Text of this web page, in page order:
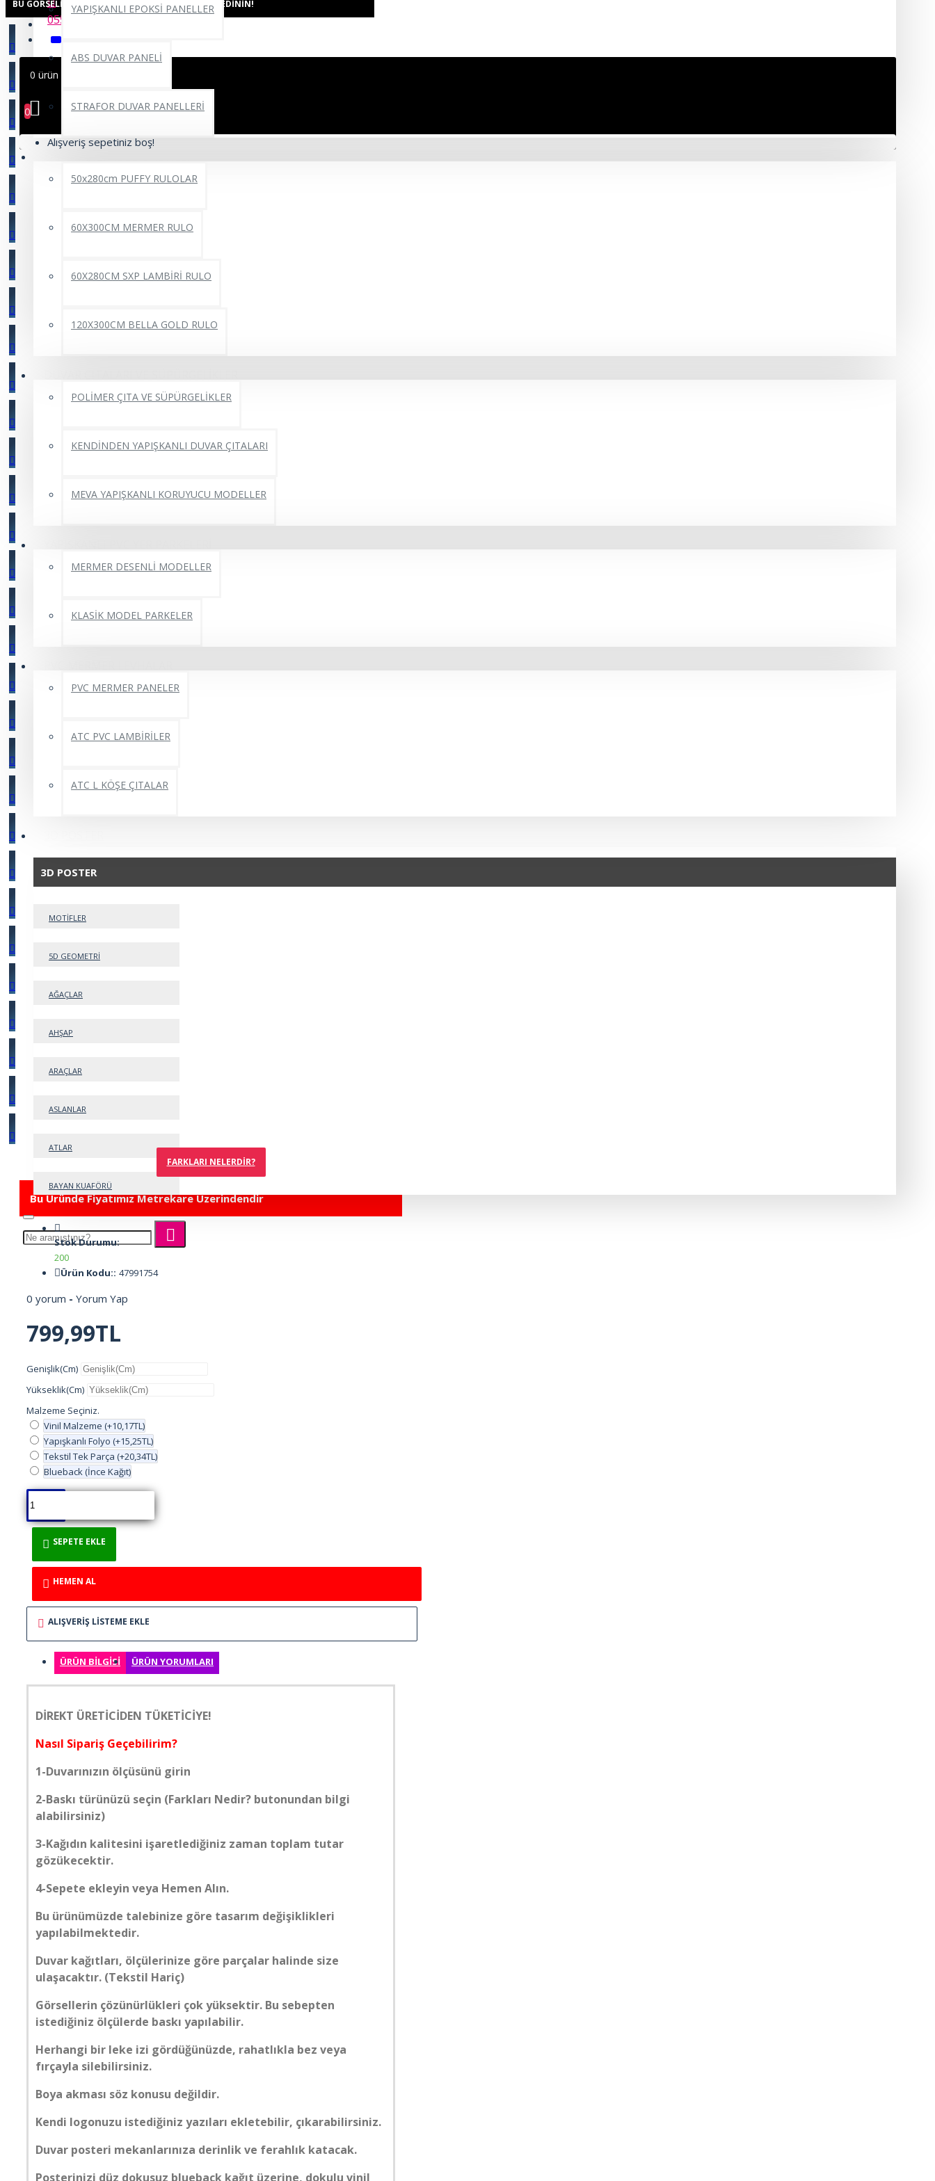
0552 662 22 69
0 ürün - 0,00TL
0
Alışveriş sepetiniz boş!
YAPIŞKANLI EPOKSİ PANELLER
ABS DUVAR PANELİ
STRAFOR DUVAR PANELLERİ
50x280cm PUFFY RULOLAR
60X300CM MERMER RULO
60X280CM SXP LAMBİRİ RULO
120X300CM BELLA GOLD RULO
POLİMER ÇITA VE SÜPÜRGELİKLER
KENDİNDEN YAPIŞKANLI DUVAR ÇITALARI
MEVA YAPIŞKANLI KORUYUCU MODELLER
MERMER DESENLİ MODELLER
KLASİK MODEL PARKELER
PVC MERMER PANELER
ATC PVC LAMBİRİLER
ATC L KÖŞE ÇITALAR
3D POSTER
MOTİFLER
5D GEOMETRİ
AĞAÇLAR
AHŞAP
ARAÇLAR
ASLANLAR
ATLAR
BAYAN KUAFÖRÜ
BEBEK
CAFE
ÇİÇEKLER
ÇOCUKLAR
DENİZ OKYANUS
DENİZLATI AKVARYUM
DERİNLİK
DİNİ
DOĞA
ELİT MODERN 5D
ERKEK BERBER
GÖKYÜZÜ
GÜN BATIMI
HARİTA OFİS
KABARTMA
MERMER
PENCERE
ŞEHİR SİMGE LERİ
SPOR SALONU
BU GÖRSELI AŞAĞIDAKI ODALARDA GÖRÜN, FIKIR EDININ!
FARKLARI NELERDIR?
Bu Üründe Fiyatımız Metrekare Üzerindendir
Stok Durumu:
200
Ürün Kodu:: 47991754
0 yorum - Yorum Yap
799,99TL
Genişlik(Cm)
Yükseklik(Cm)
Malzeme Seçiniz.
Vinil Malzeme (+10,17TL)
Yapışkanlı Folyo (+15,25TL)
Tekstil Tek Parça (+20,34TL)
Blueback (İnce Kağıt)
SEPETE EKLE
HEMEN AL
ALIŞVERIŞ LISTEME EKLE
ÜRÜN BILGISI ÜRÜN YORUMLARI
DİREKT ÜRETİCİDEN TÜKETİCİYE!
Nasıl Sipariş Geçebilirim?
1-Duvarınızın ölçüsünü girin
2-Baskı türünüzü seçin (Farkları Nedir? butonundan bilgi
alabilirsiniz)
3-Kağıdın kalitesini işaretlediğiniz zaman toplam tutar
gözükecektir.
4-Sepete ekleyin veya Hemen Alın.
Bu ürünümüzde talebinize göre tasarım değişiklikleri
yapılabilmektedir.
Duvar kağıtları, ölçülerinize göre parçalar halinde size
ulaşacaktır. (Tekstil Hariç)
Görsellerin çözünürlükleri çok yüksektir. Bu sebepten
istediğiniz ölçülerde baskı yapılabilir.
Herhangi bir leke izi gördüğünüzde, rahatlıkla bez veya
fırçayla silebilirsiniz.
Boya akması söz konusu değildir.
Kendi logonuzu istediğiniz yazıları ekletebilir, çıkarabilirsiniz.
Duvar posteri mekanlarınıza derinlik ve ferahlık katacak.
Posterinizi düz dokusuz blueback kağıt üzerine, dokulu vinil